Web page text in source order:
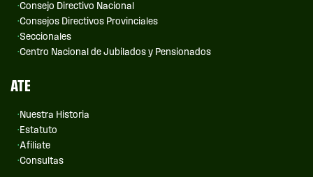
Consejo Directivo Nacional
Consejos Directivos Provinciales
Seccionales
Centro Nacional de Jubilados y Pensionados
ATE
Nuestra Historia
Estatuto
Afiliate
Consultas